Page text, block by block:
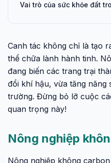
Vai trò của sức khỏe đất
Canh tác không chỉ là tạo
thể chữa lành hành tinh.
đang biến các trang trại
đổi khí hậu, vừa tăng năng
trường. Đừng bỏ lỡ cuộc
quan trọng này!
Nông nghiệp
Nông nghiệp không